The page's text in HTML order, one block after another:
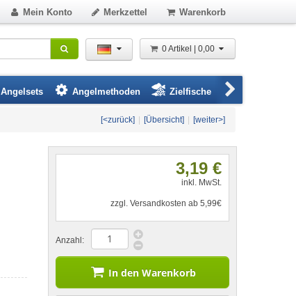
Mein Konto Merkzettel Warenkorb
0 Artikel | 0,00
Angelsets Angelmethoden Zielfische
[<zurück] [Übersicht] [weiter>]
3,19 €
inkl. MwSt.
zzgl. Versandkosten ab 5,99€
Anzahl:
In den Warenkorb